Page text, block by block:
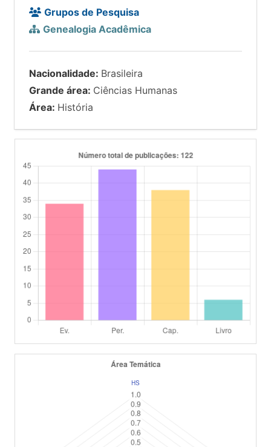
Grupos de Pesquisa
Genealogia Acadêmica
Nacionalidade: Brasileira
Grande área: Ciências Humanas
Área: História